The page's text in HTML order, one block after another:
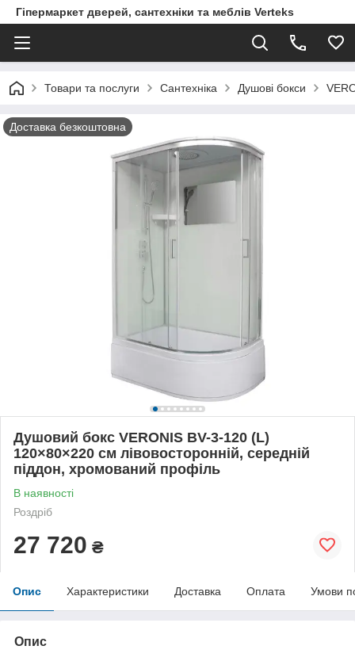
Гіпермаркет дверей, сантехніки та меблів Verteks
Товари та послуги Сантехніка Душові бокси
Доставка безкоштовна
Душовий бокс VERONIS BV-3-120 (L)
120×80×220 см лівовосторонній, середній
піддон, хромований профіль
В наявності
Роздріб
27 720 ₴
Опис Характеристики Доставка Оплата Умови
Опис